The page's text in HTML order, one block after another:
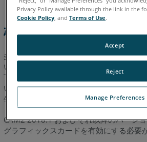
フ
ィ
ッ
ス
ド
定
HP
概要
多くのコンピュータにはグラフィックス
います。1つは統合型、もう1つはグラフ
下のリストに示した通り、統合カードが
い場合、FARO®ソフトウェアにグラフィ
生する可能性があります。
CAM2 2018.1 およびそれ以降のバージ
グラフィックスカードを有効にする必要
Privacy Policy available through the link in the
Cookie Policy , andTerms of Use.
Manage Preferences
Reject
Accept